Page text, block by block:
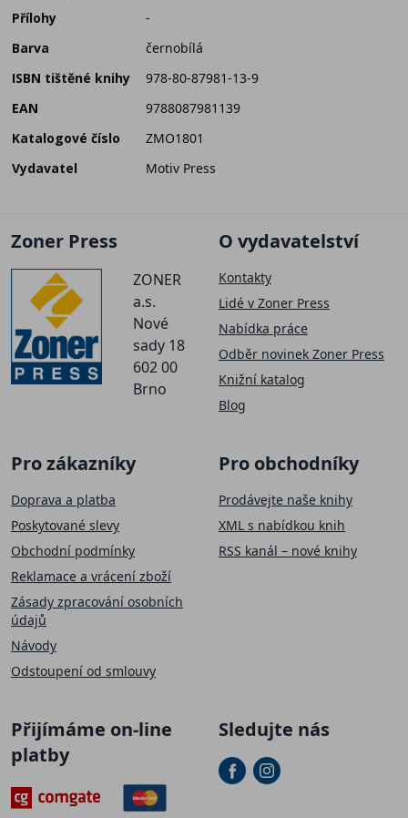
Přílohy
-
Barva
černobílá
ISBN tištěné knihy
978-80-87981-13-9
EAN
9788087981139
Katalogové číslo
ZMO1801
Vydavatel
Motiv Press
Zoner Press
ZONER
a.s.
Nové
sady 18
602 00
Brno
O vydavatelství
Kontakty
Lidé v Zoner Press
Nabídka práce
Odběr novinek Zoner Press
Knižní katalog
Blog
Pro zákazníky
Doprava a platba
Poskytované slevy
Obchodní podmínky
Reklamace a vrácení zboží
Zásady zpracování osobních
údajů
Návody
Odstoupení od smlouvy
Pro obchodníky
Prodávejte naše knihy
XML s nabídkou knih
RSS kanál – nové knihy
Přijímáme on-line
platby
Sledujte nás